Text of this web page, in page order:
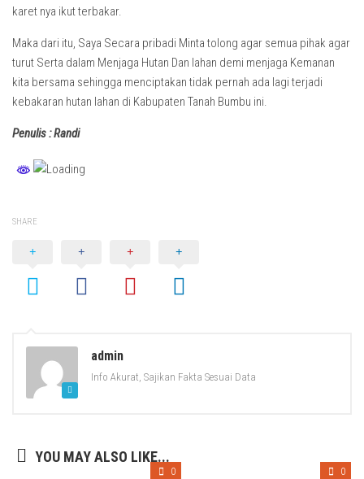
karet nya ikut terbakar.
Maka dari itu, Saya Secara pribadi Minta tolong agar semua pihak agar
turut Serta dalam Menjaga Hutan Dan lahan demi menjaga Kemanan
kita bersama sehingga menciptakan tidak pernah ada lagi terjadi
kebakaran hutan lahan di Kabupaten Tanah Bumbu ini.
Penulis : Randi
SHARE
admin
Info Akurat, Sajikan Fakta Sesuai Data
YOU MAY ALSO LIKE...
0 0